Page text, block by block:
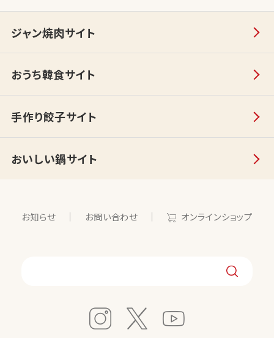
ジャン焼肉サイト
おうち韓食サイト
手作り餃子サイト
おいしい鍋サイト
お知らせ お問い合わせ オンラインショップ